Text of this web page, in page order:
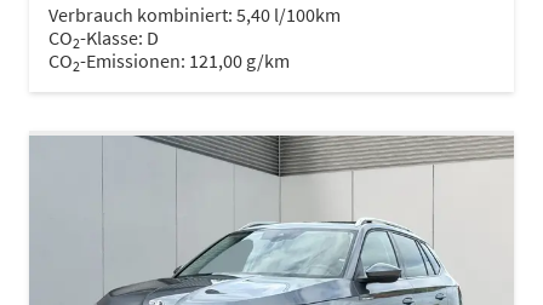
Verbrauch kombiniert: 5,40 l/100km
CO2-Klasse: D
CO2-Emissionen: 121,00 g/km